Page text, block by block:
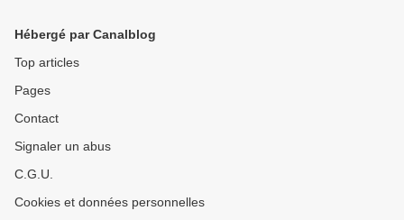
Hébergé par Canalblog
Top articles
Pages
Contact
Signaler un abus
C.G.U.
Cookies et données personnelles